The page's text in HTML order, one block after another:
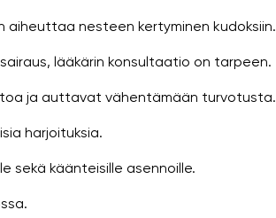
aiheuttaa nesteen kertyminen kudoksiin.
lääkärin konsultaatio on tarpeen.
ja auttavat vähentämään turvotusta.
harjoituksia.
sekä käänteisille asennoille.